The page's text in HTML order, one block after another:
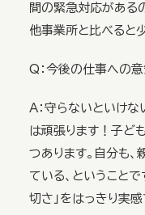
間の緊急対応がある
他事業所と比べると
Q：今後の仕事への
A：守らないといけな
は頑張ります！子ど
つあります。自分も
ている、ということ
切さ」をはっきり実